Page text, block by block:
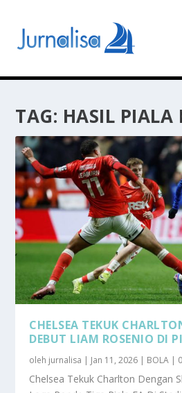
TAG: HASIL PIALA
CHELSEA TEKUK
DEBUT LIAM ROSENIO DI
oleh jurnalisa | Jan 11, 2026 | BOLA |
Chelsea Tekuk Charlton Dengan